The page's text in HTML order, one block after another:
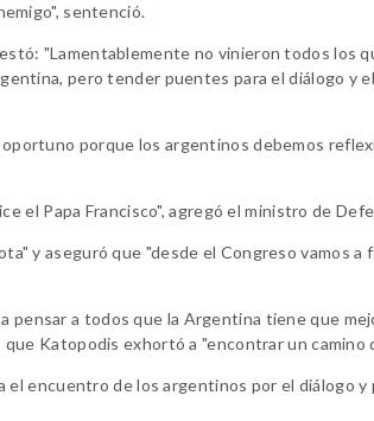
sentenció.
"Lamentablemente no vinieron todos los
pero tender puentes para el diálogo y
porque los argentinos debemos
el Papa Francisco", agregó el ministro de
y aseguró que "desde el Congreso vamos a
pensar a todos que la Argentina tiene que
Katopodis exhortó a "encontrar un camino
encuentro de los argentinos por el diálogo y